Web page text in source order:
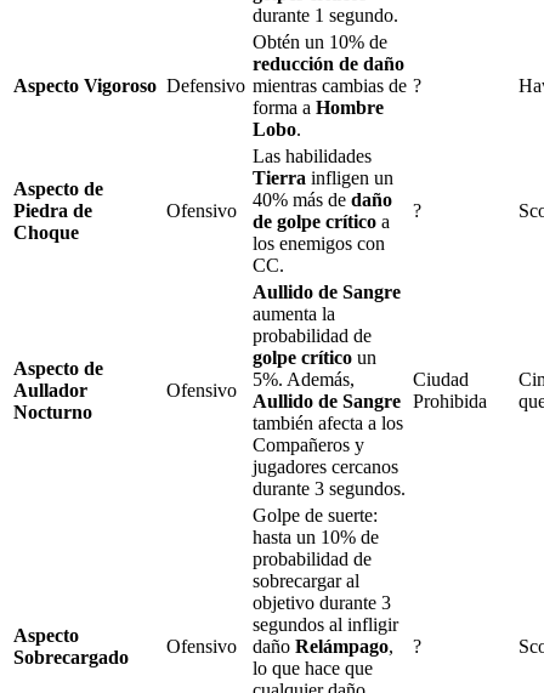
durante 1 segundo.
Aspecto Vigoroso Defensivo
Obtén un 10% de
reducción de daño
mientras cambias de
forma a Hombre
Lobo.
?
Aspecto de
Piedra de
Choque
Ofensivo
Las habilidades
Tierra infligen un
40% más de daño
de golpe crítico a
los enemigos con
CC.
?
Aspecto de
Aullador
Nocturno
Ofensivo
Aullido de Sangre
aumenta la
probabilidad de
golpe crítico un
5%. Además,
Aullido de Sangre
también afecta a los
Compañeros y
jugadores cercanos
durante 3 segundos.
Ciudad
Prohibida
Aspecto
Sobrecargado
Ofensivo
Golpe de suerte:
hasta un 10% de
probabilidad de
sobrecargar al
objetivo durante 3
segundos al infligir
daño Relámpago,
lo que hace que
?